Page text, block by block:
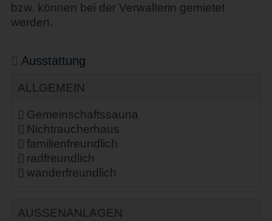
bzw. können bei der Verwalterin gemietet
werden.
Ausstattung
ALLGEMEIN
Gemeinschaftssauna
Nichtraucherhaus
familienfreundlich
radfreundlich
wanderfreundlich
AUSSENANLAGEN